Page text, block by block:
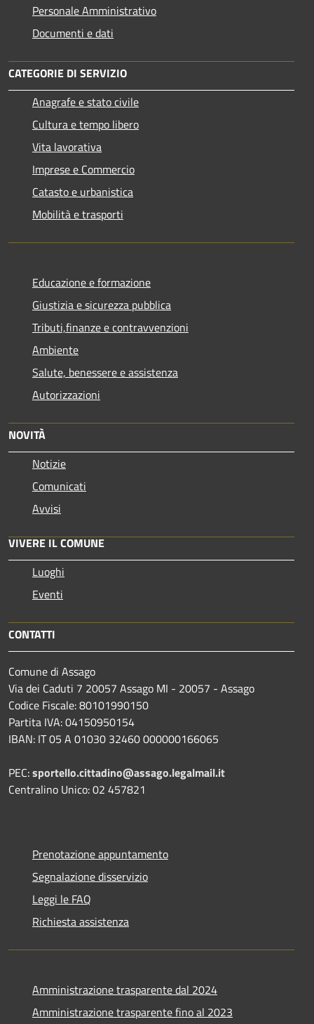
Personale Amministrativo
Documenti e dati
CATEGORIE DI SERVIZIO
Anagrafe e stato civile
Cultura e tempo libero
Vita lavorativa
Imprese e Commercio
Catasto e urbanistica
Mobilità e trasporti
Educazione e formazione
Giustizia e sicurezza pubblica
Tributi,finanze e contravvenzioni
Ambiente
Salute, benessere e assistenza
Autorizzazioni
NOVITÀ
Notizie
Comunicati
Avvisi
VIVERE IL COMUNE
Luoghi
Eventi
CONTATTI
Comune di Assago
Via dei Caduti 7 20057 Assago MI - 20057 - Assago
Codice Fiscale: 80101990150
Partita IVA: 04150950154
IBAN: IT 05 A 01030 32460 000000166065
PEC:sportello.cittadino@assago.legalmail.it
Centralino Unico: 02 457821
Prenotazione appuntamento
Segnalazione disservizio
Leggi le FAQ
Richiesta assistenza
Amministrazione trasparente dal 2024
Amministrazione trasparente fino al 2023